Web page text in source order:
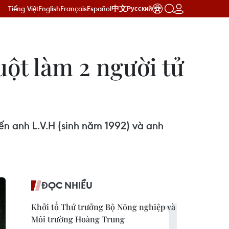
Tiếng ViệtEnglishFrançaisEspañol中文Русский
làm 2 người tử
anh L.V.H (sinh năm 1992) và anh
ĐỌC NHIỀU
Khởi tố Thứ trưởng Bộ Nông nghiệp và
Môi trường Hoàng Trung